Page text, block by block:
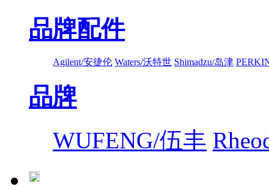
品牌配件
Agilent/安捷伦 Waters/沃特世 Shimadzu/岛津
品牌
WUFENG/伍丰